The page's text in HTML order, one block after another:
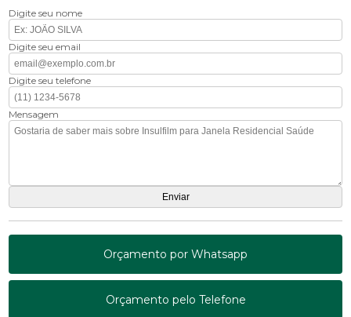
Digite seu nome
Digite seu email
Digite seu telefone
Mensagem
Orçamento por Whatsapp
Orçamento pelo Telefone